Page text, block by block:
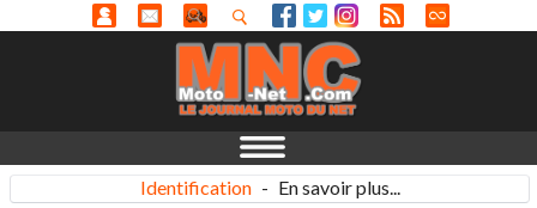
Identification - En savoir plus...